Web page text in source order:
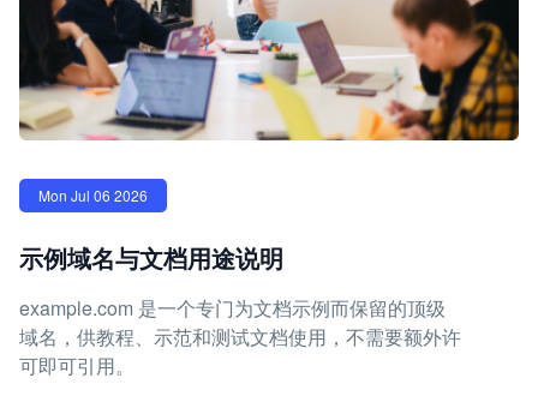
Mon Jul 06 2026
示例域名与文档用途说明
example.com 是一个专门为文档示例而保留的顶级
域名，供教程、示范和测试文档使用，不需要额外许
可即可引用。